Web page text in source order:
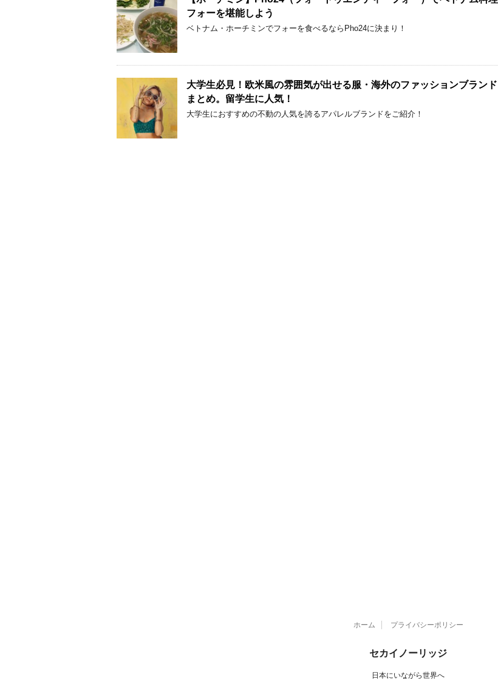
フォーを堪能しよう
ベトナム・ホーチミンでフォーを食べるならPho24に決まり！
大学生必見！欧米風の雰囲気が出せる服・海外のファッションブランド
まとめ。留学生に人気！
大学生におすすめの不動の人気を誇るアパレルブランドをご紹介！
ホーム プライバシーポリシー
セカイノーリッジ
日本にいながら世界へ